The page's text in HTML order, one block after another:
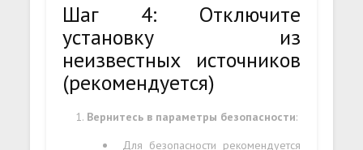
Шаг 4: Отключите
установку из
неизвестных источников
(рекомендуется)
Вернитесь в параметры безопасности:
Для безопасности рекомендуется